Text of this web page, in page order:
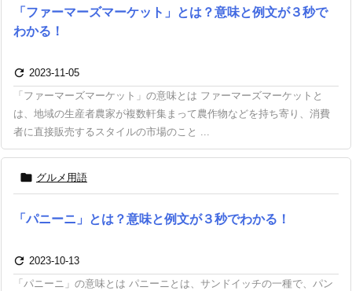
「ファーマーズマーケット」とは？意味と例文が３秒で
わかる！
 2023-11-05
「ファーマーズマーケット」の意味とは ファーマーズマーケットと
は、地域の生産者農家が複数軒集まって農作物などを持ち寄り、消費
者に直接販売するスタイルの市場のこと ...
 グルメ用語
「パニーニ」とは？意味と例文が３秒でわかる！
 2023-10-13
「パニーニ」の意味とは パニーニとは、サンドイッチの一種で、パン